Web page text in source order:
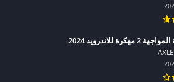
للاندرويد 2024